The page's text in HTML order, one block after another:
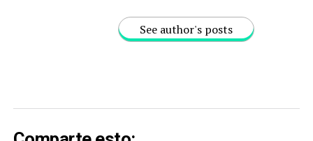
See author's posts